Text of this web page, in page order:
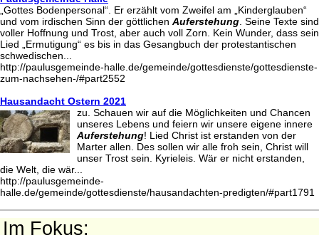
„Gottes Bodenpersonal“. Er erzählt vom Zweifel am „Kinderglauben“
und vom irdischen Sinn der göttlichen Auferstehung . Seine Texte sind
voller Hoffnung und Trost, aber auch voll Zorn. Kein Wunder, dass sein
Lied „Ermutigung“ es bis in das Gesangbuch der protestantischen
schwedischen...
http://paulusgemeinde-halle.de/gemeinde/gottesdienste/gottesdienste-
zum-nachsehen-/#part2552
Hausandacht Ostern 2021
zu. Schauen wir auf die Möglichkeiten und Chancen
unseres Lebens und feiern wir unsere eigene innere
Auferstehung! Lied Christ ist erstanden von der
Marter allen. Des sollen wir alle froh sein, Christ will
unser Trost sein. Kyrieleis. Wär er nicht erstanden,
die Welt, die wär...
http://paulusgemeinde-
halle.de/gemeinde/gottesdienste/hausandachten-predigten/#part1791
Im Fokus: